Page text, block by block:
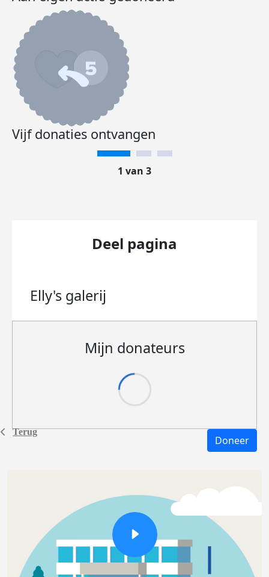
Terug
Vijf donaties ontvangen
1 van 3
Deel pagina
Elly's galerij
Mijn donateurs
Doneer